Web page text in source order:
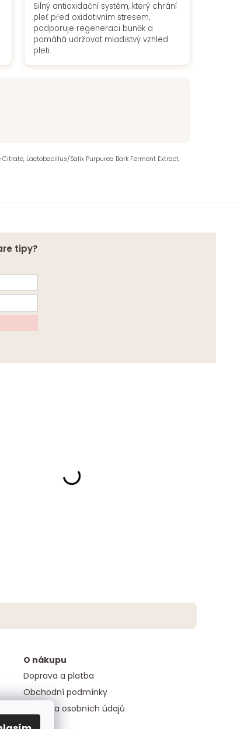
Silný antioxidační systém, který chrání
pleť před oxidativním stresem,
podporuje regeneraci buněk a
pomáhá udržovat mladistvý vzhled
pleti.
Lactobacillus/Salix Purpurea Bark Ferment Extract,
tipy?
O nákupu
Doprava a platba
Obchodní podmínky
Ochrana osobních údajů